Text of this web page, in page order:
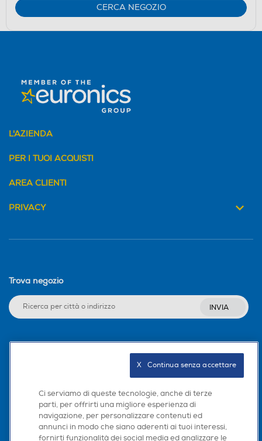
Youreko.
CERCA NEGOZIO
L'AZIENDA
PER I TUOI ACQUISTI
AREA CLIENTI
PRIVACY
Trova negozio
INVIA
Scarica la nostra app
Ci serviamo di queste tecnologie, anche di terze
parti, per offrirti una migliore esperienza di
navigazione, per personalizzare contenuti ed
annunci in modo che siano aderenti ai tuoi interessi,
fornirti funzionalità dei social media ed analizzare le
X   Continua senza accettare